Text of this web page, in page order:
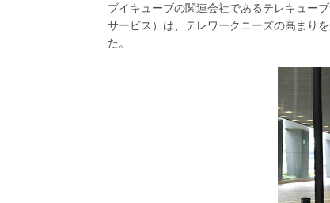
ブイキューブの関連会社であるテレキュー
サービス）は、テレワークニーズの高まり
た。